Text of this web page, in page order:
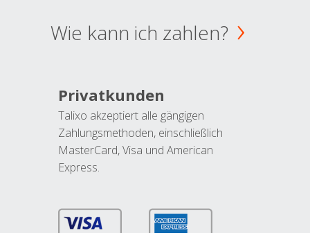
Wie kann ich zahlen?
Privatkunden
Talixo akzeptiert alle gängigen
Zahlungsmethoden, einschließlich
MasterCard, Visa und American
Express.